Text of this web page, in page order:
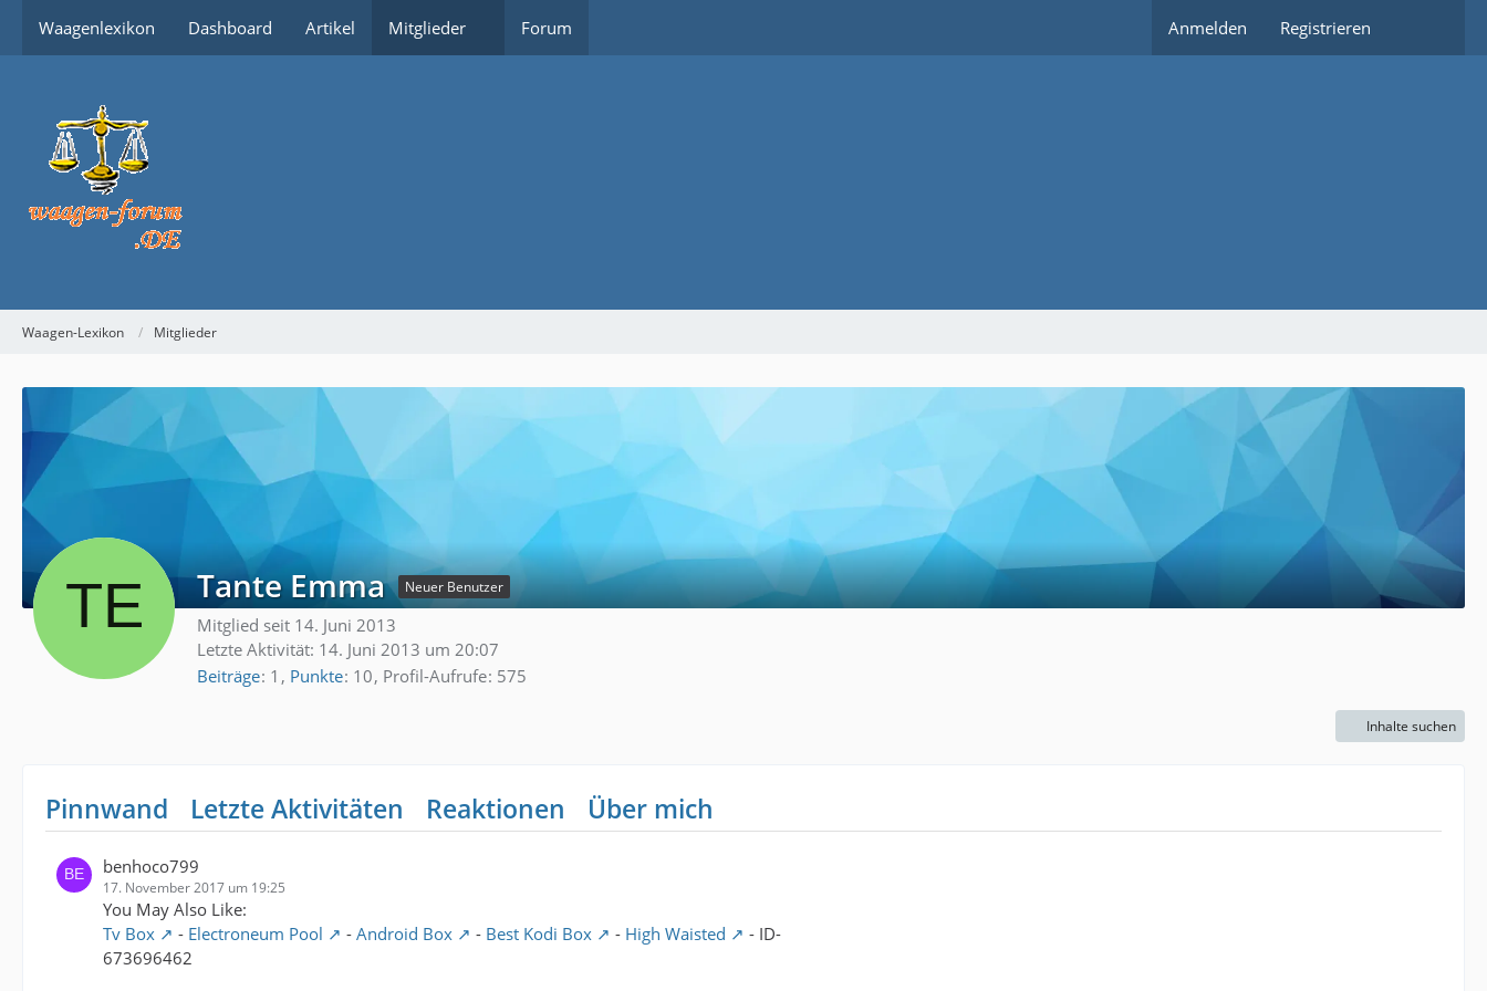
Waagenlexikon Dashboard Artikel Mitglieder Forum Anmelden Registrieren
Waagen-Lexikon Mitglieder
Tante Emma Neuer Benutzer
Mitglied seit 14. Juni 2013
Letzte Aktivität: 14. Juni 2013 um 20:07
Beiträge 1 Punkte 10 Profil-Aufrufe 575
Inhalte suchen
Pinnwand Letzte Aktivitäten Reaktionen Über mich
benhoco799
17. November 2017 um 19:25
You May Also Like:
Tv Box
- Electroneum Pool - Android Box - Best Kodi Box - High Waisted
- ID-
673696462